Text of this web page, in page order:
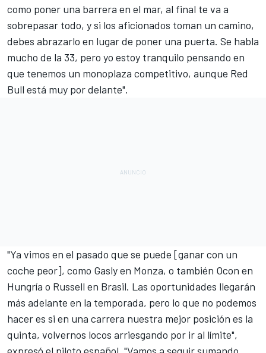
como poner una barrera en el mar, al final te va a
sobrepasar todo, y si los aficionados toman un camino,
debes abrazarlo en lugar de poner una puerta. Se habla
mucho de la 33, pero yo estoy tranquilo pensando en
que tenemos un monoplaza competitivo, aunque Red
Bull está muy por delante".
"Ya vimos en el pasado que se puede [ganar con un
coche peor], como Gasly en Monza, o también Ocon en
Hungría o Russell en Brasil. Las oportunidades llegarán
más adelante en la temporada, pero lo que no podemos
hacer es si en una carrera nuestra mejor posición es la
quinta, volvernos locos arriesgando por ir al límite",